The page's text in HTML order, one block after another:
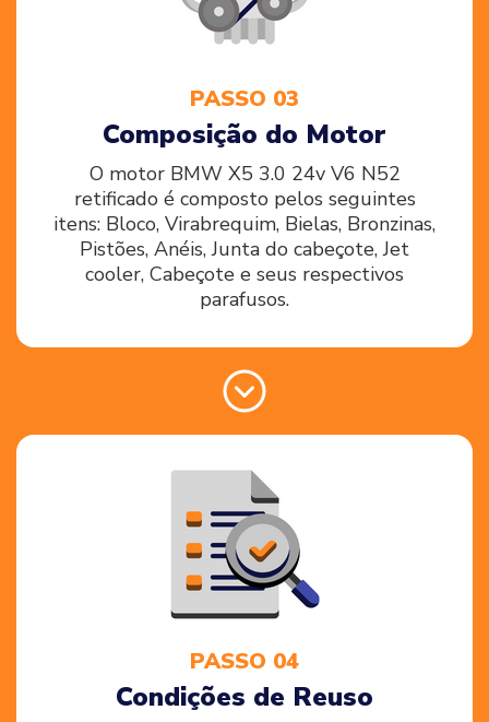
PASSO 03
Composição do Motor
O motor BMW X5 3.0 24v V6 N52
retificado é composto pelos seguintes
itens: Bloco, Virabrequim, Bielas, Bronzinas,
Pistões, Anéis, Junta do cabeçote, Jet
cooler, Cabeçote e seus respectivos
parafusos.
PASSO 04
Condições de Reuso